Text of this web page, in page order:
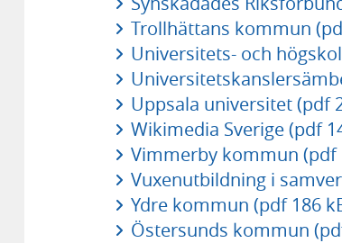
Trollhättans kommun
Universitets- och
Uppsala universitet (pdf
Wikimedia Sverige (pdf
Vimmerby kommun (pdf
Vuxenutbildning i
Ydre kommun (pdf 186
Östersunds kommun